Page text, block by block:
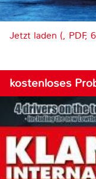
Jetzt laden (, PDF,
kostenloses